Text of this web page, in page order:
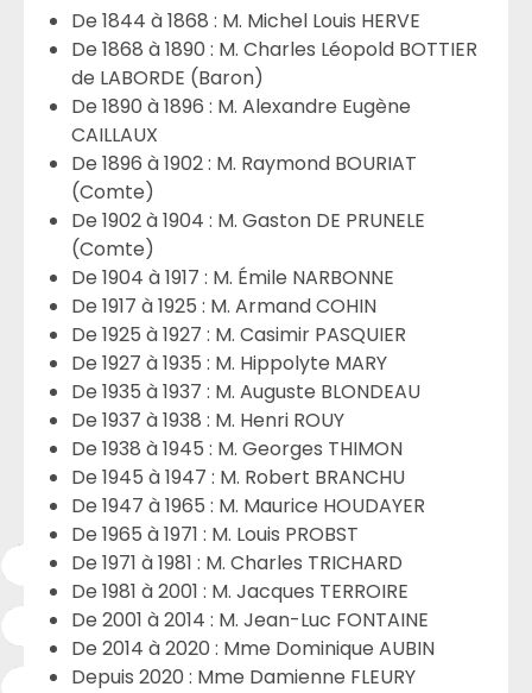
De 1844 à 1868 : M. Michel Louis HERVE
De 1868 à 1890 : M. Charles Léopold BOTTIER
de LABORDE (Baron)
De 1890 à 1896 : M. Alexandre Eugène
CAILLAUX
De 1896 à 1902 : M. Raymond BOURIAT
(Comte)
De 1902 à 1904 : M. Gaston DE PRUNELE
(Comte)
De 1904 à 1917 : M. Émile NARBONNE
De 1917 à 1925 : M. Armand COHIN
De 1925 à 1927 : M. Casimir PASQUIER
De 1927 à 1935 : M. Hippolyte MARY
De 1935 à 1937 : M. Auguste BLONDEAU
De 1937 à 1938 : M. Henri ROUY
De 1938 à 1945 : M. Georges THIMON
De 1945 à 1947 : M. Robert BRANCHU
De 1947 à 1965 : M. Maurice HOUDAYER
De 1965 à 1971 : M. Louis PROBST
De 1971 à 1981 : M. Charles TRICHARD
De 1981 à 2001 : M. Jacques TERROIRE
De 2001 à 2014 : M. Jean-Luc FONTAINE
De 2014 à 2020 : Mme Dominique AUBIN
Depuis 2020 : Mme Damienne FLEURY